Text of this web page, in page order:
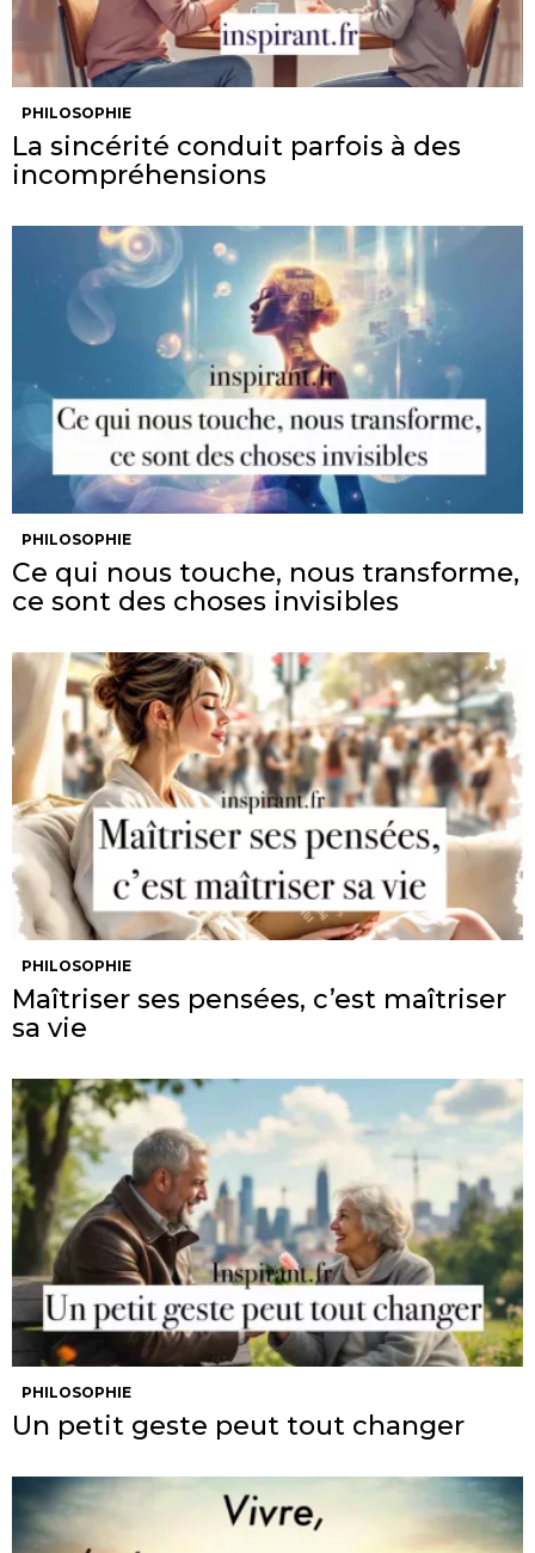
PHILOSOPHIE
La sincérité conduit parfois à des
incompréhensions
PHILOSOPHIE
Ce qui nous touche, nous transforme,
ce sont des choses invisibles
PHILOSOPHIE
Maîtriser ses pensées, c’est maîtriser
sa vie
PHILOSOPHIE
Un petit geste peut tout changer